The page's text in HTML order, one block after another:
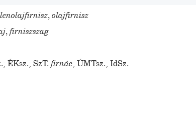
lenolajfirnisz,olajfirnisz
,firniszszag
;ÉKsz.;SzT. firnác;ÚMTsz.;IdSz.